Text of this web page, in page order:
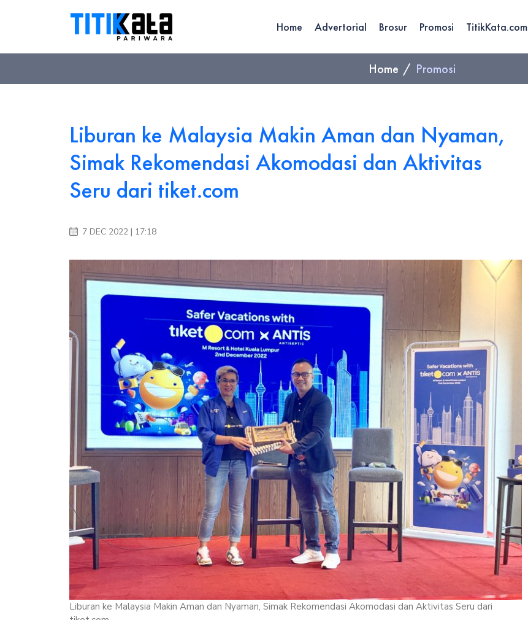
Home Advertorial Brosur Promosi TitikKata.com
Home Promosi
Liburan ke Malaysia Makin Aman dan Nyaman,
Simak Rekomendasi Akomodasi dan Aktivitas
Seru dari tiket.com
7 DEC 2022 | 17:18
Liburan ke Malaysia Makin Aman dan Nyaman, Simak Rekomendasi Akomodasi dan Aktivitas Seru dari